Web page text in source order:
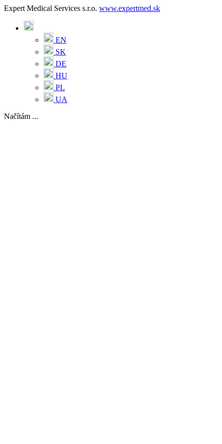
Expert Medical Services s.r.o. www.expertmed.sk
EN
SK
DE
HU
PL
UA
Načítám ...